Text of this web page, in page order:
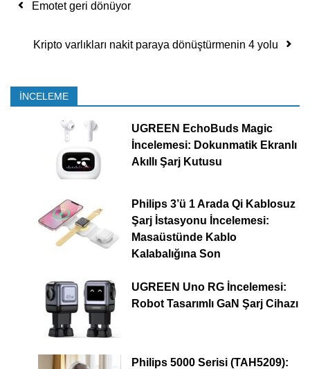
Emotet geri dönüyor
Kripto varlıkları nakit paraya dönüştürmenin 4 yolu
İNCELEME
UGREEN EchoBuds Magic
İncelemesi: Dokunmatik Ekranlı
Akıllı Şarj Kutusu
Philips 3’ü 1 Arada Qi Kablosuz
Şarj İstasyonu İncelemesi:
Masaüstünde Kablo
Kalabalığına Son
UGREEN Uno RG İncelemesi:
Robot Tasarımlı GaN Şarj Cihazı
Philips 5000 Serisi (TAH5209):